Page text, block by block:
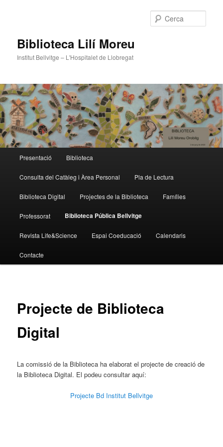
Biblioteca Lilí Moreu
Institut Bellvitge – L'Hospitalet de Llobregat
Aneu
al
contingut
Presentació Biblioteca
Consulta del Catàleg i Àrea Personal Pla de Lectura
Biblioteca Digital Projectes de la Biblioteca Famílies
Professorat Biblioteca Pública Bellvitge
Revista Life&Science Espai Coeducació Calendaris
Contacte
Projecte de Biblioteca
Digital
La comissió de la Biblioteca ha elaborat el projecte de creació de
la Biblioteca Digital. El podeu consultar aquí:
Projecte Bd Institut Bellvitge